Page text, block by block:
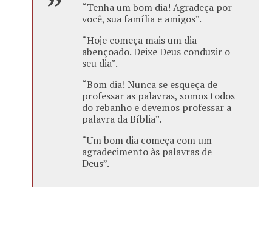
“Tenha um bom dia! Agradeça por
você, sua família e amigos”.
“Hoje começa mais um dia
abençoado. Deixe Deus conduzir o
seu dia”.
“Bom dia! Nunca se esqueça de
professar as palavras, somos todos
do rebanho e devemos professar a
palavra da Bíblia”.
“Um bom dia começa com um
agradecimento às palavras de
Deus”.